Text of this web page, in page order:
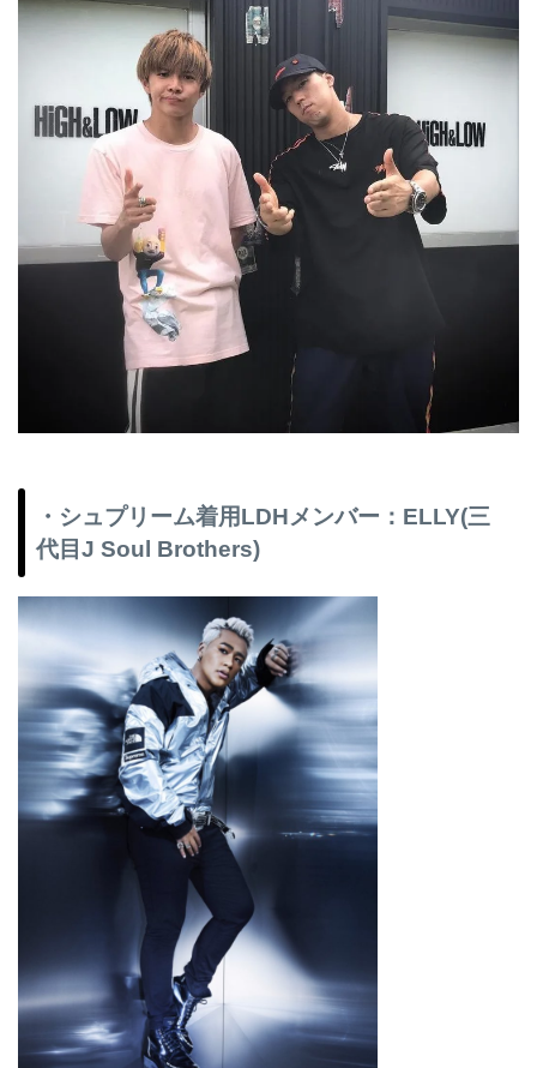
・シュプリーム着用LDHメンバー：ELLY(三
代目J Soul Brothers)